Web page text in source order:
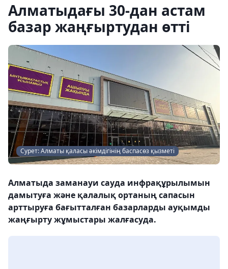
Алматыдағы 30-дан астам
базар жаңғыртудан өтті
Сурет: Алматы қаласы әкімдігінің баспасөз қызметі
Алматыда заманауи сауда инфрақұрылымын
дамытуға және қалалық ортаның сапасын
арттыруға бағытталған базарларды ауқымды
жаңғырту жұмыстары жалғасуда.